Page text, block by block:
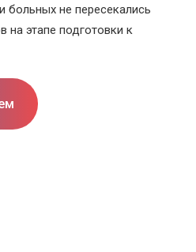
не пересекались
этапе подготовки к